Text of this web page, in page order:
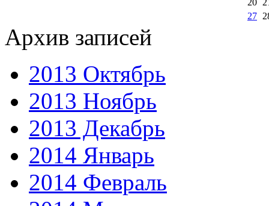
27
Архив записей
2013 Октябрь
2013 Ноябрь
2013 Декабрь
2014 Январь
2014 Февраль